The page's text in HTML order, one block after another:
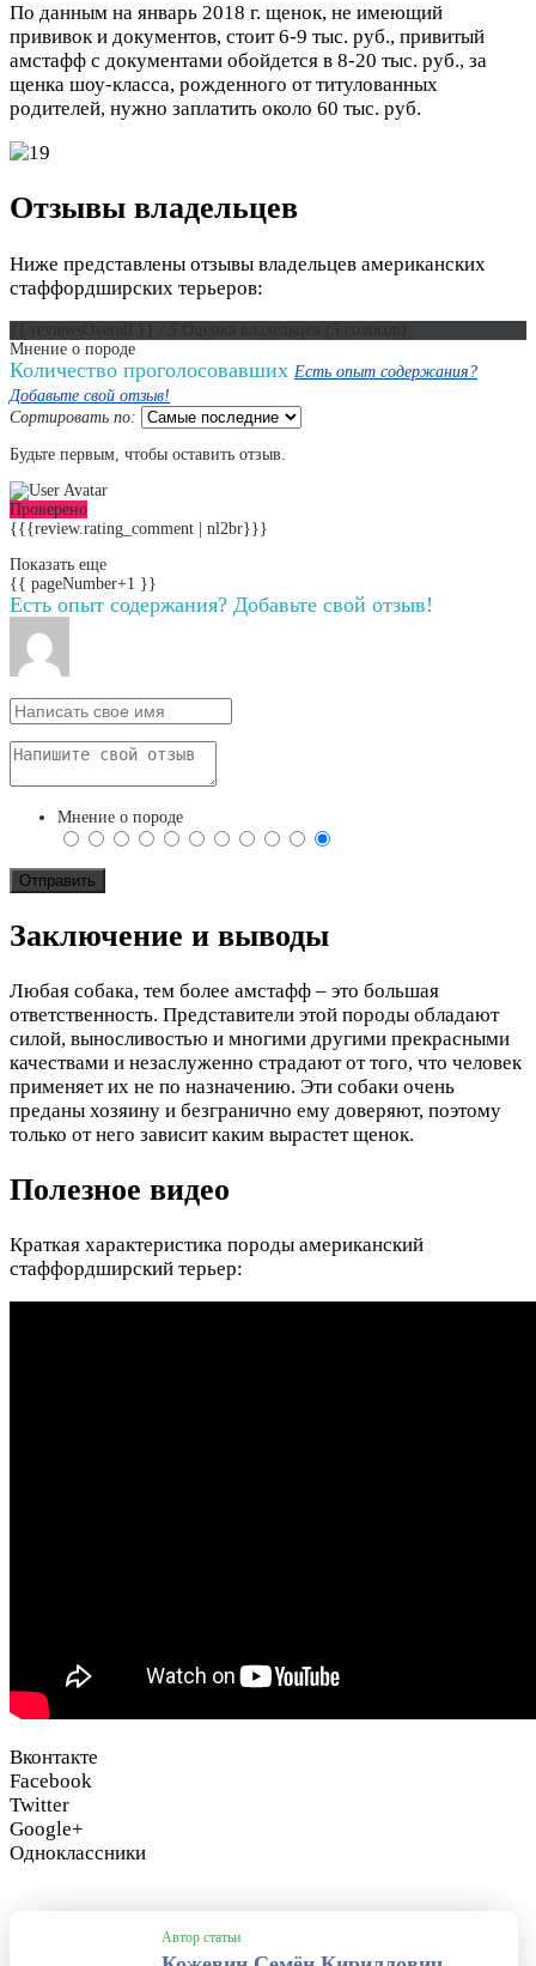
По данным на январь 2018 г. щенок, не имеющий
прививок и документов, стоит 6-9 тыс. руб., привитый
амстафф с документами обойдется в 8-20 тыс. руб., за
щенка шоу-класса, рожденного от титулованных
родителей, нужно заплатить около 60 тыс. руб.
Отзывы владельцев
Ниже представлены отзывы владельцев американских
стаффордширских терьеров:
Мнение о породе
Количество проголосовавших Есть опыт содержания?
Добавьте свой отзыв!
Сортировать по:
Будьте первым, чтобы оставить отзыв.
Проверено
{{{review.rating_comment | nl2br}}}
Показать еще
{{ pageNumber+1 }}
Есть опыт содержания? Добавьте свой отзыв!
Мнение о породе
Заключение и выводы
Любая собака, тем более амстафф – это большая
ответственность. Представители этой породы обладают
силой, выносливостью и многими другими прекрасными
качествами и незаслуженно страдают от того, что человек
применяет их не по назначению. Эти собаки очень
преданы хозяину и безгранично ему доверяют, поэтому
только от него зависит каким вырастет щенок.
Полезное видео
Краткая характеристика породы американский
стаффордширский терьер:
Вконтакте
Facebook
Twitter
Google+
Одноклассники
Автор статьи